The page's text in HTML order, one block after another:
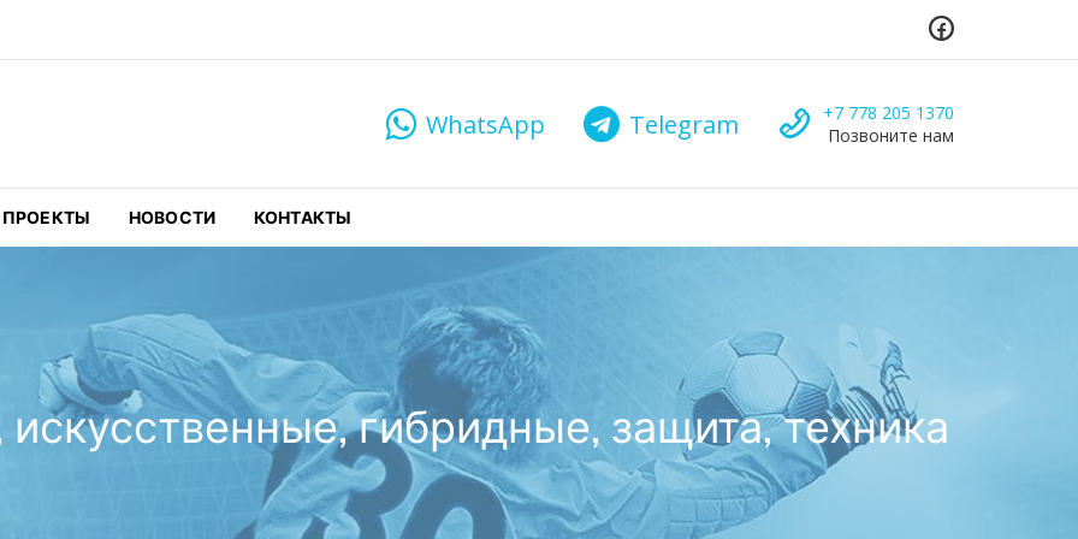
НОВОСТИ КОНТАКТЫ
Зателефонуйте нам
+7 778 205 1370
Позвоните нам
Telegram
WhatsApp
гибридные, защита, техника